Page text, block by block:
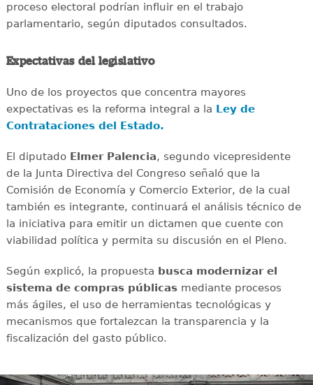
proceso electoral podrían influir en el trabajo
parlamentario, según diputados consultados.
Expectativas del legislativo
Uno de los proyectos que concentra mayores
expectativas es la reforma integral a la Ley de
Contrataciones del Estado.
El diputado Elmer Palencia, segundo vicepresidente
de la Junta Directiva del Congreso señaló que la
Comisión de Economía y Comercio Exterior, de la cual
también es integrante, continuará el análisis técnico de
la iniciativa para emitir un dictamen que cuente con
viabilidad política y permita su discusión en el Pleno.
Según explicó, la propuesta busca modernizar el
sistema de compras públicasmediante procesos
más ágiles, el uso de herramientas tecnológicas y
mecanismos que fortalezcan la transparencia y la
fiscalización del gasto público.